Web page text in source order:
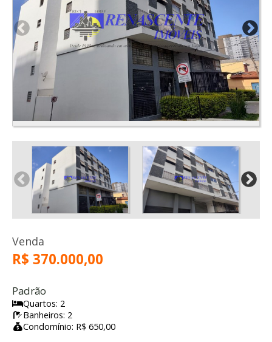
Venda
R$ 370.000,00
Padrão
Quartos: 2
Banheiros: 2
Condomínio: R$ 650,00